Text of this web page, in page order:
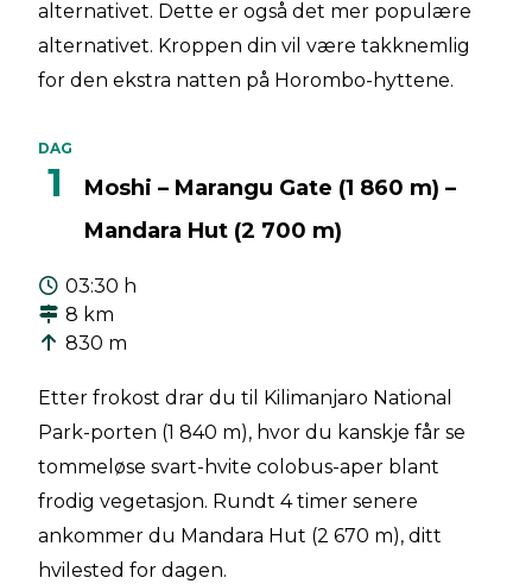
alternativet. Dette er også det mer populære
alternativet. Kroppen din vil være takknemlig
for den ekstra natten på Horombo-hyttene.
DAG
1
Moshi – Marangu Gate (1 860 m) –
Mandara Hut (2 700 m)
03:30 h
8 km
830 m
Etter frokost drar du til Kilimanjaro National
Park-porten (1 840 m), hvor du kanskje får se
tommeløse svart-hvite colobus-aper blant
frodig vegetasjon. Rundt 4 timer senere
ankommer du Mandara Hut (2 670 m), ditt
hvilested for dagen.